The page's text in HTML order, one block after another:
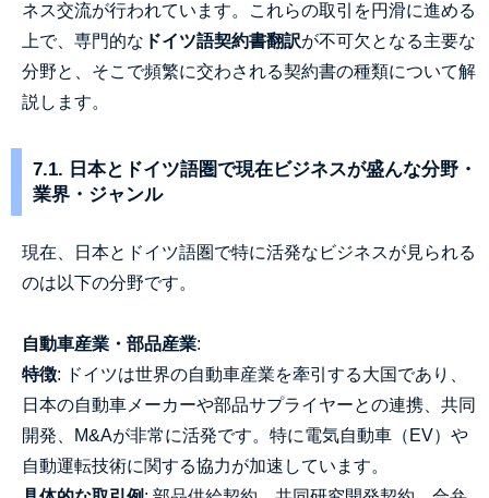
ネス交流が行われています。これらの取引を円滑に進める
上で、専門的な ドイツ語契約書翻訳が不可欠となる主要な
分野と、そこで頻繁に交わされる契約書の種類について解
説します。
7.1. 日本とドイツ語圏で現在ビジネスが盛んな分野・
業界・ジャンル
現在、日本とドイツ語圏で特に活発なビジネスが見られる
のは以下の分野です。
自動車産業・部品産業:
特徴: ドイツは世界の自動車産業を牽引する大国であり、
日本の自動車メーカーや部品サプライヤーとの連携、共同
開発、M&Aが非常に活発です。特に電気自動車（EV）や
自動運転技術に関する協力が加速しています。